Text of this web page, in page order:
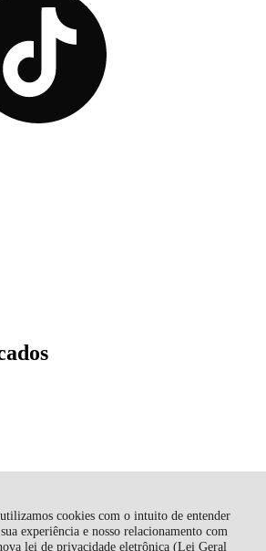
cookies com o intuito de entender
experiência e nosso relacionamento com
lei de privacidade eletrônica (Lei Geral